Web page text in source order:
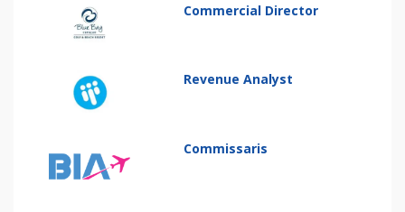
Commercial Director
Revenue Analyst
Commissaris